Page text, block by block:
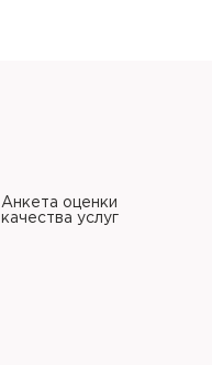
Анкета оценки
качества услуг